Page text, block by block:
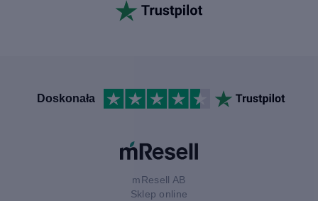
Doskonała
mResell AB
Sklep online